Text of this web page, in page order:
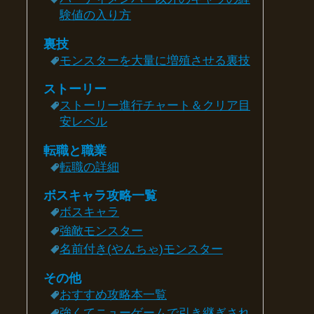
験値の入り方
裏技
モンスターを大量に増殖させる裏技
ストーリー
ストーリー進行チャート＆クリア目
安レベル
転職と職業
転職の詳細
ボスキャラ攻略一覧
ボスキャラ
強敵モンスター
名前付き(やんちゃ)モンスター
その他
おすすめ攻略本一覧